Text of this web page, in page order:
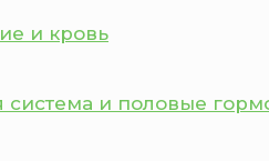
и кровь
система и половые